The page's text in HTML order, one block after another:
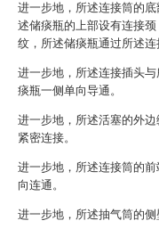
进一步地，所述连接筒的
述储痰瓶的上部设有连接
纹，所述储痰瓶通过所述连
进一步地，所述连接插头
痰瓶一侧单向导通。
进一步地，所述活塞的外
紧密连接。
进一步地，所述连接筒的
向连通。
进一步地，所述抽气筒的